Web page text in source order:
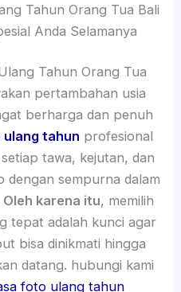
Tahun Orang Tua Bali
Anda Selamanya
Tahun Orang Tua
pertambahan usia
berharga dan penuh
tahun profesional
tawa, kejutan, dan
dengan sempurna dalam
Oleh karena itu, memilih
tepat adalah kunci agar
bisa dinikmati hingga
datang. hubungi kami
foto ulang tahun